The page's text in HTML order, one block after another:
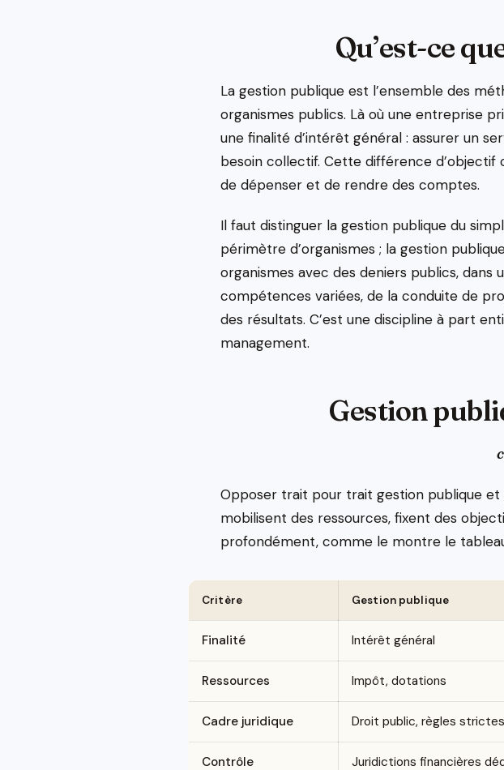
Qu’est-ce
La gestion publique est l’ensemble des
organismes publics. Là où une entreprise
une finalité d’intérêt général : assurer un
besoin collectif. Cette différence
de dépenser et de rendre des comptes.
Il faut distinguer la gestion publique du
périmètre d’organismes ; la gestion
organismes avec des deniers publics, dans
compétences variées, de la conduite de
des résultats. C’est une discipline à part
management.
Gestion
Opposer trait pour trait gestion publique
mobilisent des ressources, fixent des
profondément, comme le montre le
Critère Gestion publique
Finalité Intérêt général
Ressources Impôt, dotations
Cadre juridique Droit public, règles strictes
Contrôle Juridictions financières